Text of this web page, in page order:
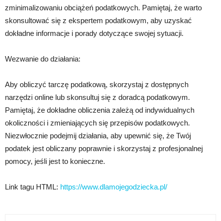
zminimalizowaniu obciążeń podatkowych. Pamiętaj, że warto
skonsultować się z ekspertem podatkowym, aby uzyskać
dokładne informacje i porady dotyczące swojej sytuacji.
Wezwanie do działania:
Aby obliczyć tarczę podatkową, skorzystaj z dostępnych
narzędzi online lub skonsultuj się z doradcą podatkowym.
Pamiętaj, że dokładne obliczenia zależą od indywidualnych
okoliczności i zmieniających się przepisów podatkowych.
Niezwłocznie podejmij działania, aby upewnić się, że Twój
podatek jest obliczany poprawnie i skorzystaj z profesjonalnej
pomocy, jeśli jest to konieczne.
Link tagu HTML: https://www.dlamojegodziecka.pl/